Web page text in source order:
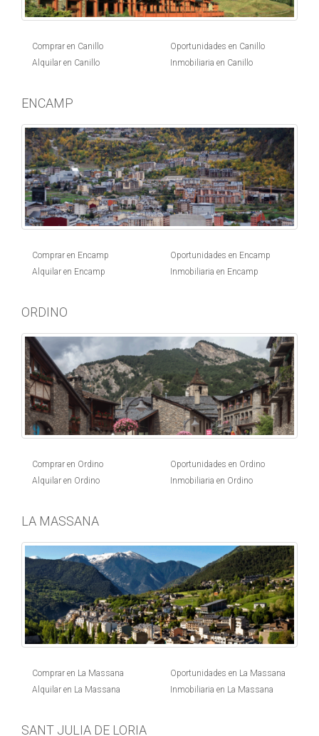
Comprar en Canillo
Alquilar en Canillo
Oportunidades en Canillo
Inmobiliaria en Canillo
ENCAMP
Comprar en Encamp
Alquilar en Encamp
Oportunidades en Encamp
Inmobiliaria en Encamp
ORDINO
Comprar en Ordino
Alquilar en Ordino
Oportunidades en Ordino
Inmobiliaria en Ordino
LA MASSANA
Comprar en La Massana
Alquilar en La Massana
Oportunidades en La Massana
Inmobiliaria en La Massana
SANT JULIA DE LORIA